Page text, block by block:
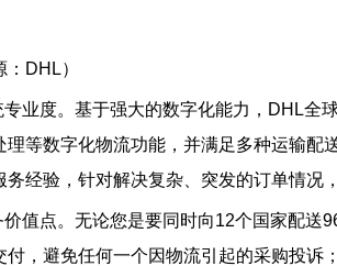
：DHL）
业度。 基于强大的数字化能力，DHL全
理等数字化物流功能，并满足多种运输配
务经验，针对解决复杂、突发的订单情况
值点。 无论您是要同时向12个国家配送
付，避免任何一个因物流引起的采购投